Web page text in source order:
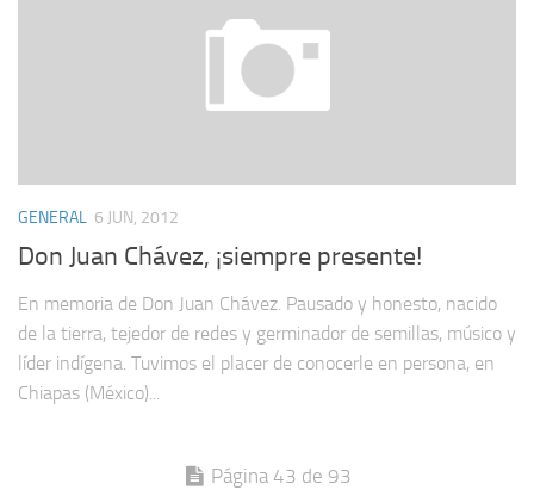
GENERAL 6 JUN, 2012
Don Juan Chávez, ¡siempre presente!
En memoria de Don Juan Chávez. Pausado y honesto, nacido
de la tierra, tejedor de redes y germinador de semillas, músico y
líder indígena. Tuvimos el placer de conocerle en persona, en
Chiapas (México)...
Página 43 de 93